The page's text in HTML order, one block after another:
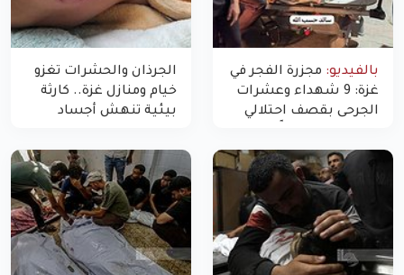
بالفيديو: مجزرة الفجر في
غزة: 9 شهداء وعشرات
الجرحى بقصف احتلالي
الجرذان والحشرات تغزو
خيام ومنازل غزة.. كارثة
بيئية تنهش أجساد